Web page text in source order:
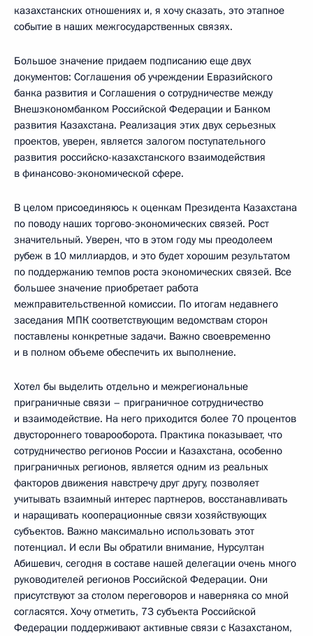
казахстанских отношениях и, я хочу сказать, это этапное
событие в наших межгосударственных связях.
Большое значение придаем подписанию еще двух
документов: Соглашения об учреждении Евразийского
банка развития и Соглашения о сотрудничестве между
Внешэкономбанком Российской Федерации и Банком
развития Казахстана. Реализация этих двух серьезных
проектов, уверен, является залогом поступательного
развития российско-казахстанского взаимодействия
в финансово-экономической сфере.
В целом присоединяюсь к оценкам Президента Казахстана
по поводу наших торгово-экономических связей. Рост
значительный. Уверен, что в этом году мы преодолеем
рубеж в 10 миллиардов, и это будет хорошим результатом
по поддержанию темпов роста экономических связей. Все
большее значение приобретает работа
межправительственной комиссии. По итогам недавнего
заседания МПК соответствующим ведомствам сторон
поставлены конкретные задачи. Важно своевременно
и в полном объеме обеспечить их выполнение.
Хотел бы выделить отдельно и межрегиональные
приграничные связи – приграничное сотрудничество
и взаимодействие. На него приходится более 70 процентов
двустороннего товарооборота. Практика показывает, что
сотрудничество регионов России и Казахстана, особенно
приграничных регионов, является одним из реальных
факторов движения навстречу друг другу, позволяет
учитывать взаимный интерес партнеров, восстанавливать
и наращивать кооперационные связи хозяйствующих
субъектов. Важно максимально использовать этот
потенциал. И если Вы обратили внимание, Нурсултан
Абишевич, сегодня в составе нашей делегации очень много
руководителей регионов Российской Федерации. Они
присутствуют за столом переговоров и наверняка со мной
согласятся. Хочу отметить, 73 субъекта Российской
Федерации поддерживают активные связи с Казахстаном,